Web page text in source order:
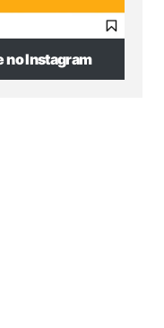
no Instagram